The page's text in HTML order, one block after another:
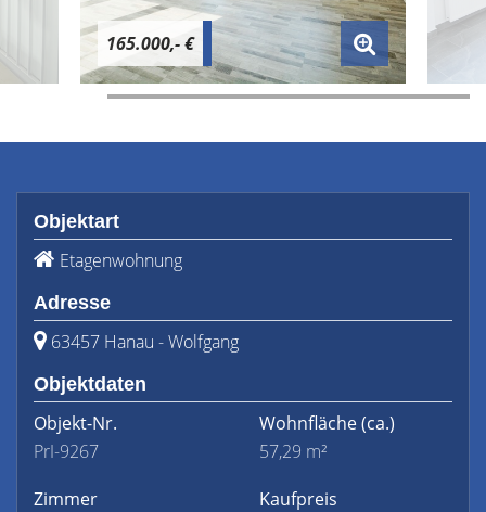
165.000,- €
Objektart
Etagenwohnung
Adresse
63457 Hanau - Wolfgang
Objektdaten
Objekt-Nr.
PrI-9267
Wohnfläche(ca.)
57,29 m²
Zimmer
Kaufpreis